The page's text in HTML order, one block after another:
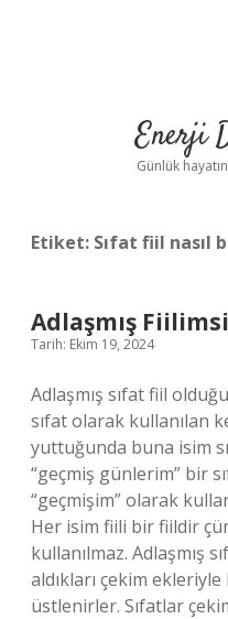
Enerji
Günlük
Etiket: Sıfat fiil nasıl
Adlaşmış
Tarih: Ekim 19, 2024
Adlaşmış sıfat fiil
sıfat olarak kullanılan
yuttuğunda buna isim
“geçmiş günlerim” bir
“geçmişim” olarak
Her isim fiili bir fiildir
kullanılmaz. Adlaşmış
aldıkları çekim
üstlenirler. Sıfatlar